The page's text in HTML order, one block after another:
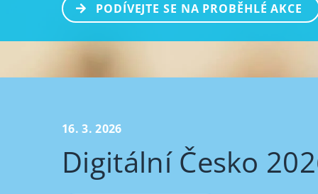
PODÍVEJTE SE NA PROBĚHLÉ AKCE
16. 3. 2026
Digitální Česko